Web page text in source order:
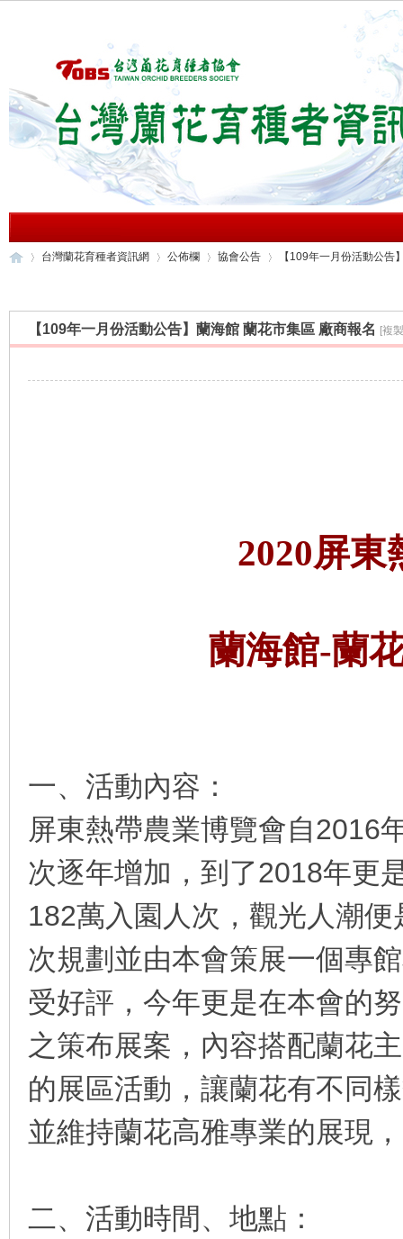
台灣蘭花育種者資訊網
›
公佈欄
›
協會公告
›
【109年一月份活動公告
【109年一月份活動公告】蘭海館 蘭花市集區 廠商報名 [複
2020屏東
蘭海館-蘭
一、活動內容：
屏東熱帶農業博覽會自2016
次逐年增加，到了2018年更
182萬入園人次，觀光人潮
次規劃並由本會策展一個專
受好評，今年更是在本會的
之策布展案，內容搭配蘭花
的展區活動，讓蘭花有不同
並維持蘭花高雅專業的展現
二、活動時間、地點：